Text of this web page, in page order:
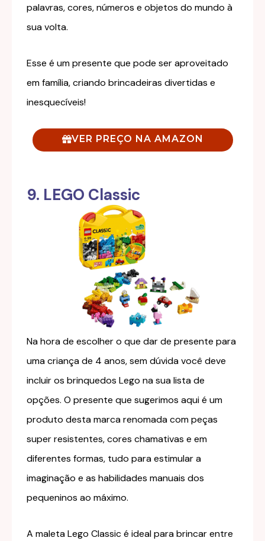
palavras, cores, números e objetos do mundo à
sua volta.
Esse é um presente que pode ser aproveitado
em família, criando brincadeiras divertidas e
inesquecíveis!
VER PREÇO NA AMAZON
9. LEGO Classic
Na hora de escolher o que dar de presente para
uma criança de 4 anos, sem dúvida você deve
incluir os brinquedos Lego na sua lista de
opções. O presente que sugerimos aqui é um
produto desta marca renomada com peças
super resistentes, cores chamativas e em
diferentes formas, tudo para estimular a
imaginação e as habilidades manuais dos
pequeninos ao máximo.
A maleta Lego Classic é ideal para brincar entre